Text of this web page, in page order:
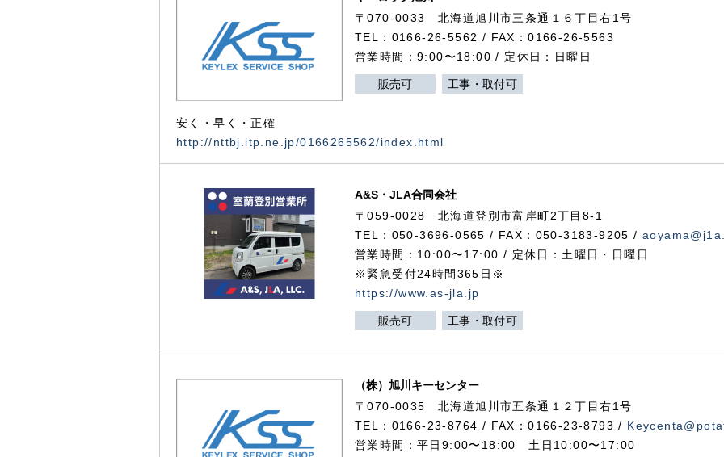
〒070-0033 北海道旭川市三条通１６丁目右1号
TEL：0166-26-5562 / FAX：0166-26-5563
営業時間：9:00〜18:00 / 定休日：日曜日
販売可 工事・取付可
安く・早く・正確
http://nttbj.itp.ne.jp/0166265562/index.html
A&S・JLA合同会社
〒059-0028北海道登別市富岸町2丁目 8-1
TEL：050-3696-0565 / FAX：050-3183-9205 /
営業時間：10:00〜17:00 / 定休日：土曜日・日曜日
※緊急受付24時間365日※
https://www.as-jla.jp
販売可 工事・取付可
（株）旭川キーセンター
〒070-0035 北海道旭川市五条通１２丁目右1号
TEL：0166-23-8764 / FAX：0166-23-8793 /
営業時間：平日9:00〜18:00 土日10:00〜17:00